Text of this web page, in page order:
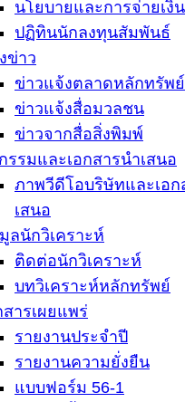
นโยบายและการจ่ายเงิ
ปฏิทินนักลงทุนสัมพันธ์
ข่าว
ข่าวแจ้งตลาดหลักทรัพย์
ข่าวแจ้งสื่อมวลชน
ข่าวจากสื่อสิ่งพิมพ์
รรมและเอกสารนำเสนอ
ภาพวีดีโอบริษัทและเอก
เสนอ
ลนักวิเคราะห์
ติดต่อนักวิเคราะห์
บทวิเคราะห์หลักทรัพย์
สารเผยแพร่
รายงานประจำปี
รายงานความยั่งยืน
แบบฟอร์ม 56-1